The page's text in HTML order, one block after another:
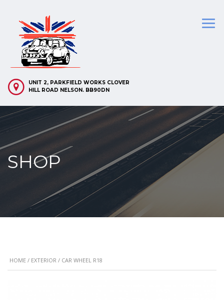
UNIT 2, PARKFIELD WORKS CLOVER
HILL ROAD NELSON. BB90DN
SHOP
HOME / EXTERIOR / CAR WHEEL R18